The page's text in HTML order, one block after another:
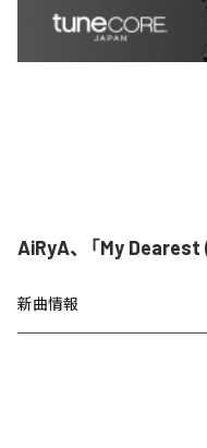
AiRyA、「My
新曲情報